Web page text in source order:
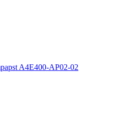
A4E400-AP02-02